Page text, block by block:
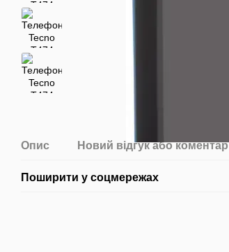
Опис Новий відгук або коментар
Поширити у соцмережах